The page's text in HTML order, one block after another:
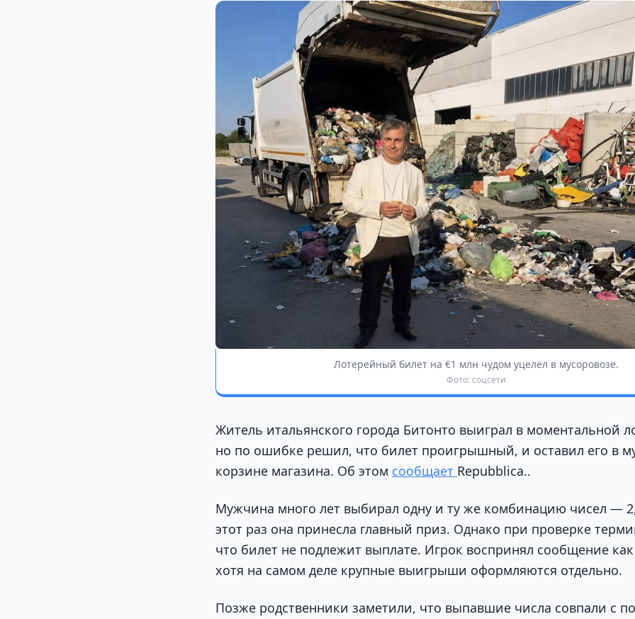
Лотерейный билет на €1 млн чудом уцелел в мусоровозе.
Фото: соцсети
Житель итальянского города Битонто выиграл в моментальной
но по ошибке решил, что билет проигрышный, и оставил его в
корзине магазина. Об этом сообщает Repubblica..
Мужчина много лет выбирал одну и ту же комбинацию чисел —
этот раз она принесла главный приз. Однако при проверке
что билет не подлежит выплате. Игрок воспринял сообщение
хотя на самом деле крупные выигрыши оформляются отдельно.
Позже родственники заметили, что выпавшие числа совпали с